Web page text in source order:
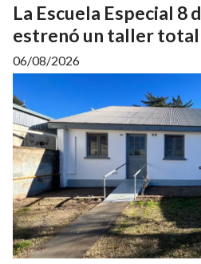
La Escuela Especial 8
estrenó un taller
06/08/2026